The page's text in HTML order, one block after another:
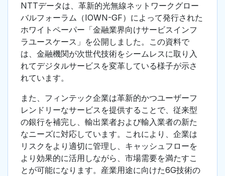
NTTデータは、革新的光無線ネットワークグロー
バルフォーラム（IOWN-GF）によって発行された
ホワイトペーパー「金融業界向けサービスインフ
ラユースケース」を公開しました。この資料で
は、金融機関が次世代技術をシームレスに取り入
れてデジタルサービスを変革している様子が示さ
れています。
また、フィンテック企業は革新的かつユーザーフ
レンドリーなサービスを提供することで、従来型
の銀行を補完し、輸出業者および輸入業者の新た
なニーズに対応しています。これにより、企業は
リスクをより適切に管理し、キャッシュフローを
より効果的に活用しながら、市場需要を満たすこ
とが可能になります。産業用途に向けた6G技術の